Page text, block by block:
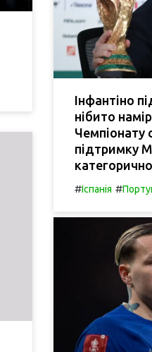
Інфантіно
нібито
Чемпіонату
підтримку
#Іспанія #